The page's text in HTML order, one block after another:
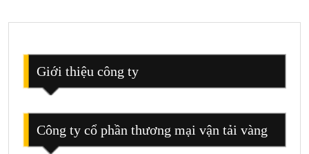
2026
Giới thiệu công ty
Công ty cổ phần thương mại vận tải vàng